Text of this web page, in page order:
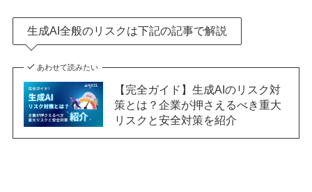
生成AI全般のリスクは下記の記事で解説
あわせて読みたい
【完全ガイド】生成AIのリスク対
策とは？企業が押さえるべき重大
リスクと安全対策を紹介